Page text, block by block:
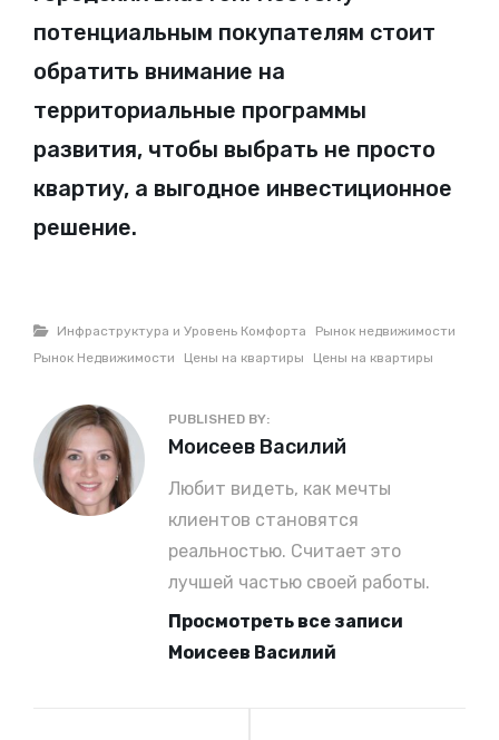
потенциальным покупателям стоит
обратить внимание на
территориальные программы
развития, чтобы выбрать не просто
квартиу, а выгодное инвестиционное
решение.
Рубрики
Инфраструктура и Уровень Комфорта
Рынок недвижимости
Рынок Недвижимости
Цены на квартиры Цены на квартиры
PUBLISHED BY:
Автор:
Моисеев Василий
Любит видеть, как мечты
клиентов становятся
реальностью. Считает это
лучшей частью своей работы.
Просмотреть все записи
Моисеев Василий